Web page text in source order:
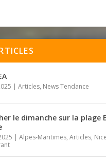
|Articles, News Tendance
le dimanche sur la plage
|Alpes-Maritimes,Articles, Nice